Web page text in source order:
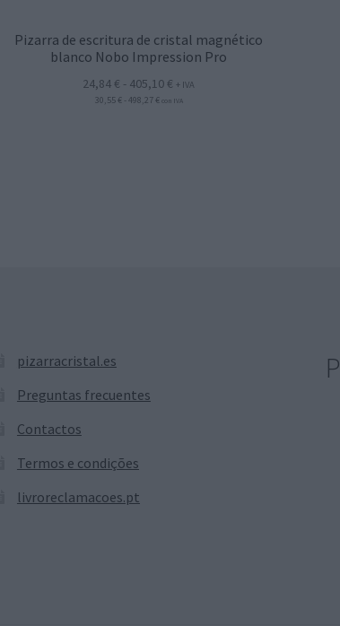
Pizarra de escritura de cristal magnético
blanco Nobo Impression Pro
24,84 € - 405,10 € Rango
de
+ IVA
30,55 € - 498,27 €Rango
con IVA
pizarracristal.es
Preguntas frecuentes
Contactos
Termos e condições
livroreclamacoes.pt